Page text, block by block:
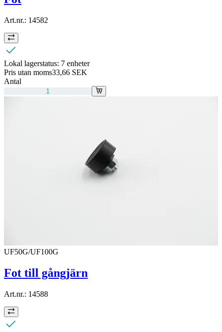
Art.nr.: 14582
Lokal lagerstatus: 7 enheter
Pris utan moms33,66 SEK
Antal
UF50G/UF100G
Fot till gångjärn
Art.nr.: 14588